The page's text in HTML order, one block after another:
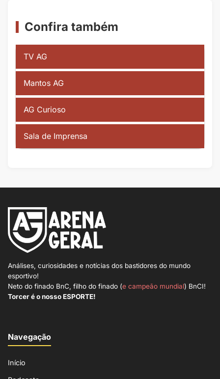
Confira também
TV AG
Mantos AG
AG Curioso
Sala de Imprensa
Análises, curiosidades e notícias dos bastidores do mundo
esportivo!
Neto do finado BnC, filho do finado (e campeão mundial) BnCI!
Torcer é o nosso ESPORTE!
Navegação
Início